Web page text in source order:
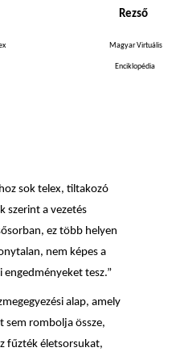
Rezső
Magyar Virtuális
Enciklopédia
sok telex, tiltakozó
szerint a vezetés
ez több helyen
nem képes a
tesz.”
alap, amely
sem rombolja össze,
fűzték életsorsukat,